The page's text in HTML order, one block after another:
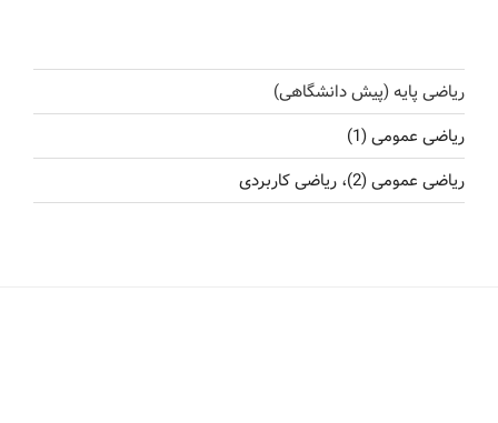
ریاضی پایه (پیش دانشگاهی)
ریاضی عمومی (1)
ریاضی عمومی (2)، ریاضی کاربردی